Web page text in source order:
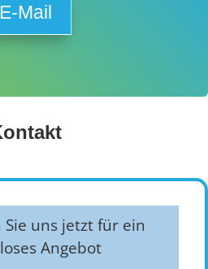
E-Mail
uns jetzt für ein
Angebot